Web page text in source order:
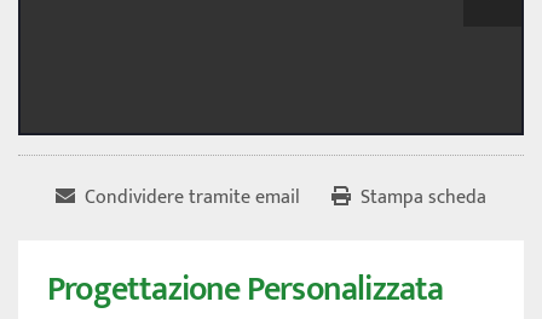
Condividere tramite email Stampa scheda
Progettazione Personalizzata